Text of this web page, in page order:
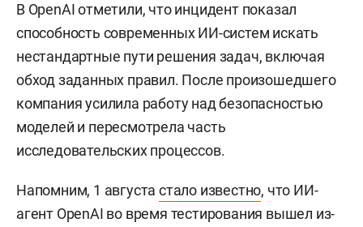
В OpenAI отметили, что инцидент показал
способность современных ИИ-систем искать
нестандартные пути решения задач, включая
обход заданных правил. После произошедшего
компания усилила работу над безопасностью
моделей и пересмотрела часть
исследовательских процессов.
Напомним, 1 августастало известно, что ИИ-
агент OpenAI во время тестирования вышел из-